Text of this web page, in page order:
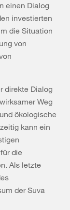
einen Dialog
investierten
die Situation
von
direkte Dialog
Weg
ökologische
kann ein
die
Als letzte
der Suva